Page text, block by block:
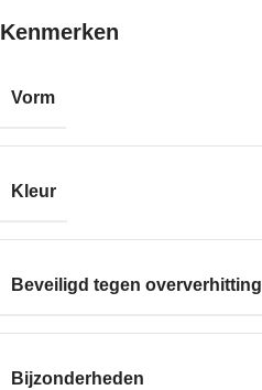
Kenmerken
Vorm
Kleur
Beveiligd tegen oververhitting
Bijzonderheden